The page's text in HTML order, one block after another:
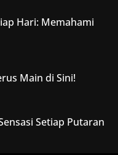
Hari: Memahami
Main di Sini!
Setiap Putaran